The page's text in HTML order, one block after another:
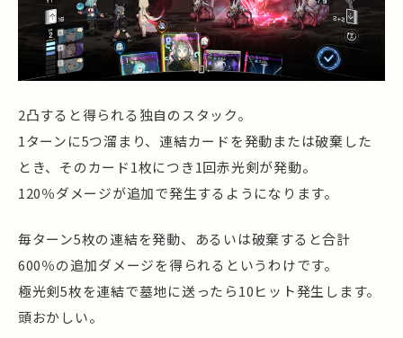
2凸すると得られる独自のスタック。
1ターンに5つ溜まり、連結カードを発動または破棄した
とき、そのカード1枚につき1回赤光剣が発動。
120％ダメージが追加で発生するようになります。
毎ターン5枚の連結を発動、あるいは破棄すると合計
600％の追加ダメージを得られるというわけです。
極光剣5枚を連結で墓地に送ったら10ヒット発生します。
頭おかしい。